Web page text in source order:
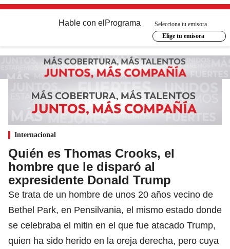
Hable con el Programa
Selecciona tu emisora
Elige tu emisora
Internacional
Quién es Thomas Crooks, el
hombre que le disparó al
expresidente Donald Trump
Se trata de un hombre de unos 20 años vecino de
Bethel Park, en Pensilvania, el mismo estado donde
se celebraba el mitin en el que fue atacado Trump,
quien ha sido herido en la oreja derecha, pero cuya